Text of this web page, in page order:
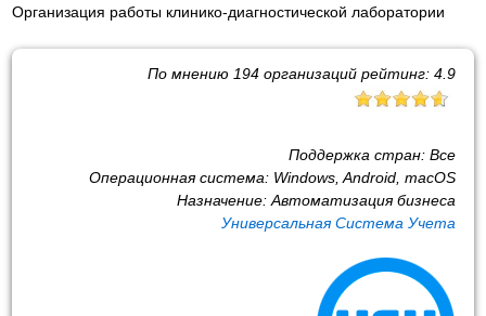
Организация работы клинико-диагностической лаборатории
По мнению 194организаций рейтинг: 4.9
Поддержка стран: Все
Операционная система: Windows, Android, macOS
Назначение: Автоматизация бизнеса
Универсальная Система Учета